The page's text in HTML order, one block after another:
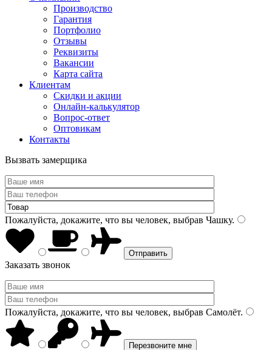
Производство
Гарантия
Портфолио
Отзывы
Реквизиты
Вакансии
Карта сайта
Клиентам
Скидки и акции
Онлайн-калькулятор
Вопрос-ответ
Оптовикам
Контакты
Вызвать замерщика
Пожалуйста, докажите, что вы человек, выбрав Чашку.
Заказать звонок
Пожалуйста, докажите, что вы человек, выбрав Самолёт.